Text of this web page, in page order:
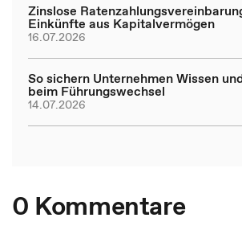
Zinslose
Einkünfte aus Kapitalvermögen
16.07.2026
So sichern Unternehmen Wissen
beim Führungswechsel
14.07.2026
0 Kommentare